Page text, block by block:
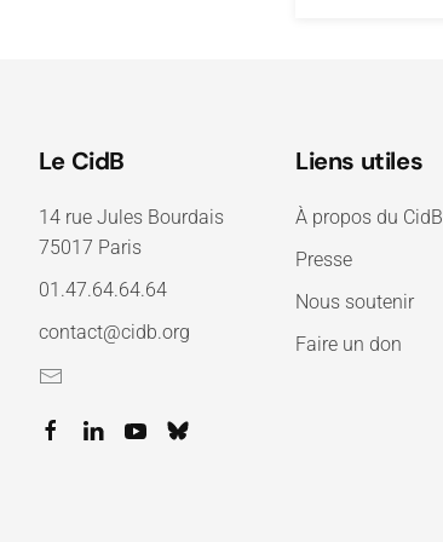
Le CidB
14 rue Jules Bourdais
75017 Paris
01.47.64.64.64
contact@cidb.org
Liens utiles
À propos du CidB
Presse
Nous soutenir
Faire un don